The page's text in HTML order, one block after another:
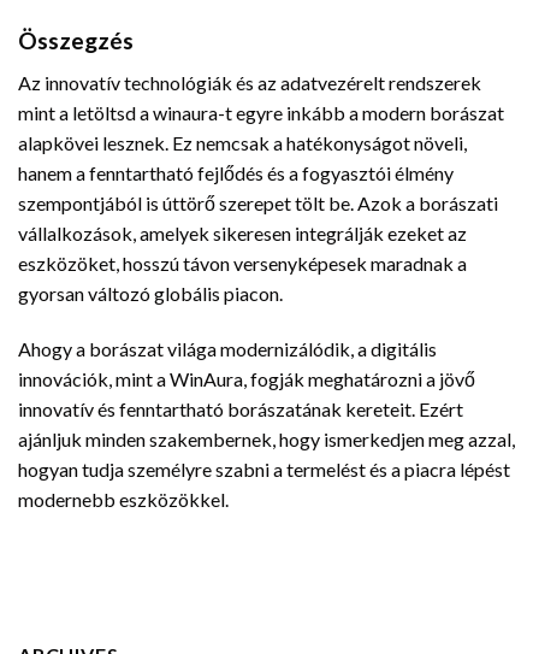
Összegzés
Az innovatív technológiák és az adatvezérelt rendszerek
mint a letöltsd a winaura-t egyre inkább a modern borászat
alapkövei lesznek. Ez nemcsak a hatékonyságot növeli,
hanem a fenntartható fejlődés és a fogyasztói élmény
szempontjából is úttörő szerepet tölt be. Azok a borászati
vállalkozások, amelyek sikeresen integrálják ezeket az
eszközöket, hosszú távon versenyképesek maradnak a
gyorsan változó globális piacon.
Ahogy a borászat világa modernizálódik, a digitális
innovációk, mint a WinAura, fogják meghatározni a jövő
innovatív és fenntartható borászatának kereteit. Ezért
ajánljuk minden szakembernek, hogy ismerkedjen meg azzal,
hogyan tudja személyre szabni a termelést és a piacra lépést
modernebb eszközökkel.